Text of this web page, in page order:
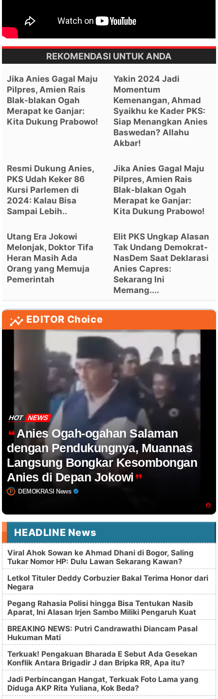
REKOMENDASI UNTUK ANDA
Jika Anies Gagal Maju
Pilpres, Amien Rais
Blak-blakan Ogah
Merapat ke Ganjar:
Kita Dukung Prabowo!
Yakin 2024 Jadi
Momentum
Kemenangan, Ahmad
Syaikhu ke Kader PKS:
Siap Menangkan Anies
Baswedan? Allahu
Akbar!
Resmi Dukung Anies,
PKS Udah Keker 86
Kursi Parlemen di
2024: Kalau Bisa
Sampai Lebih..
Jika Anies Gagal Maju
Pilpres, Amien Rais
Blak-blakan Ogah
Merapat ke Ganjar:
Kita Dukung Prabowo!
Utang Era Jokowi
Melonjak, Doktor Tifa
Heran Masih Ada
Orang yang Memuja
Pemerintah
Elit PKS Ungkap Alasan
Tak Undang Demokrat-
NasDem Saat Deklarasi
Anies Capres:
Sekarang Ini
Memang....
EDITOR Choice
HOT NEWS
Anies Ogah-ogahan Salaman
dengan Pendukungnya, Muannas
Langsung Bongkar Kesombongan
Anies di Depan Jokowi
DEMOKRASI News
HEADLINE News
Viral Ahok Sowan ke Ahmad Dhani di Bogor, Saling
Tukar Nomor HP: Dulu Lawan Sekarang Kawan?
Letkol Tituler Deddy Corbuzier Bakal Terima Honor dari
Negara
Pegang Rahasia Polisi hingga Bisa Tentukan Nasib
Aparat, Ini Alasan Irjen Sambo Miliki Pengaruh Kuat
BREAKING NEWS: Putri Candrawathi Diancam Pasal
Hukuman Mati
Terkuak! Pengakuan Bharada E Sebut Ada Gesekan
Konflik Antara Brigadir J dan Bripka RR, Apa itu?
Jadi Perbincangan Hangat, Terkuak Foto Lama yang
Diduga AKP Rita Yuliana, Kok Beda?